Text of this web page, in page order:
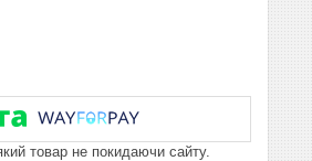
товар не покидаючи сайту.